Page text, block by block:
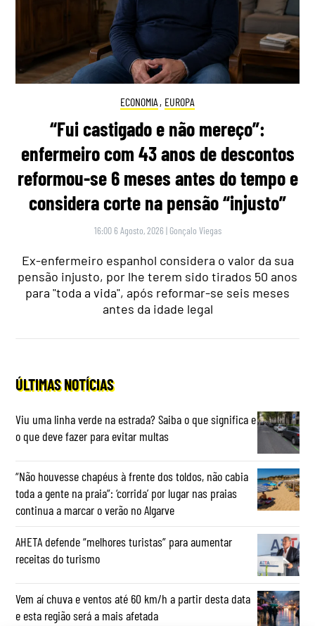
ECONOMIA , EUROPA
“Fui castigado e não mereço”:
enfermeiro com 43 anos de descontos
reformou-se 6 meses antes do tempo e
considera corte na pensão “injusto”
16:00 6 Agosto, 2026 | Gonçalo Viegas
Ex-enfermeiro espanhol considera o valor da sua
pensão injusto, por lhe terem sido tirados 50 anos
para "toda a vida", após reformar-se seis meses
antes da idade legal
ÚLTIMAS NOTÍCIAS
Viu uma linha verde na estrada? Saiba o que significa e
o que deve fazer para evitar multas
“Não houvesse chapéus à frente dos toldos, não cabia
toda a gente na praia”: ‘corrida’ por lugar nas praias
continua a marcar o verão no Algarve
AHETA defende “melhores turistas” para aumentar
receitas do turismo
Vem aí chuva e ventos até 60 km/h a partir desta data
e esta região será a mais afetada